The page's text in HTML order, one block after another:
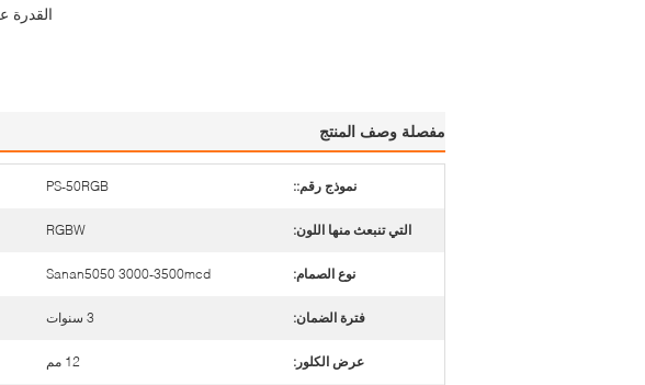
القدرة
مفصلة وصف المنتج
نموذج رقم:: PS-50RGB
التي تنبعث منها اللون: RGBW
نوع الصمام: Sanan5050 3000-3500mcd
فترة الضمان: 3 سنوات
عرض الكلور: 12 مم